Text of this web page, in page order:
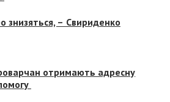
знизяться, – Свириденко
отримають адресну